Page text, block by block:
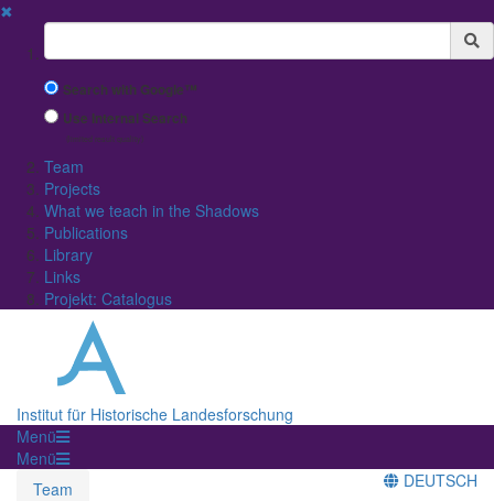
✖
Suchbegriff
Search with Google™
Use Internal Search
(limited result quality)
Team
Projects
What we teach in the Shadows
Publications
Library
Links
Projekt: Catalogus
Institut für Historische Landesforschung
Menü
Menü
Team
DEUTSCH